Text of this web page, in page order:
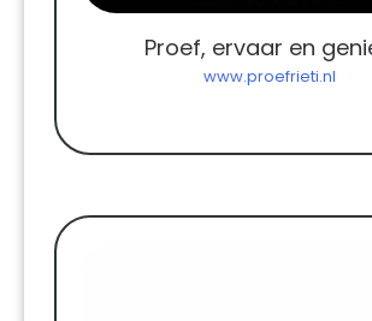
Proef, ervaar en
www.proefrieti.nl